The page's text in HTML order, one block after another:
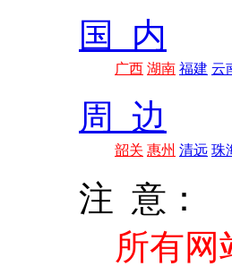
国 内
广西 湖南 福建 云
周 边
韶关 惠州 清远 珠
注 意：
所有网